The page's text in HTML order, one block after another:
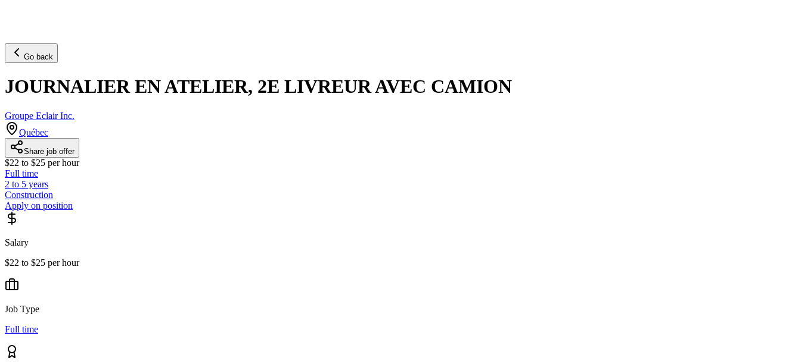
Go back
JOURNALIER EN ATELIER, 2E LIVREUR AVEC CAMION
Groupe Eclair Inc.
Québec
Share job offer
$22 to $25 per hour
Full time
2 to 5 years
Construction
Apply on position
Salary
$22 to $25 per hour
Job Type
Full time